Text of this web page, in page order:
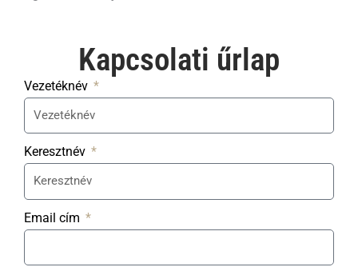
Kapcsolati űrlap​
Vezetéknév
Keresztnév
Email cím